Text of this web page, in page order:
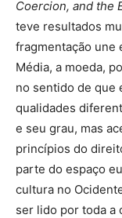
Coercion, and the
teve resultados
fragmentação une
Média, a moeda,
no sentido de que
qualidades
e seu grau, mas
princípios do
parte do espaço
cultura no
ser lido por toda a